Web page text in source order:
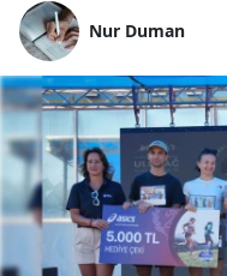
Nur Duman